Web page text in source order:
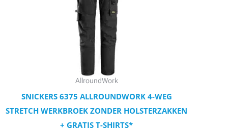
AllroundWork
SNICKERS 6375 ALLROUNDWORK 4-WEG
STRETCH WERKBROEK ZONDER HOLSTERZAKKEN
+ GRATIS T-SHIRTS*
variaties.
Deze
optie
gekozen
worden
op
de
productpagina